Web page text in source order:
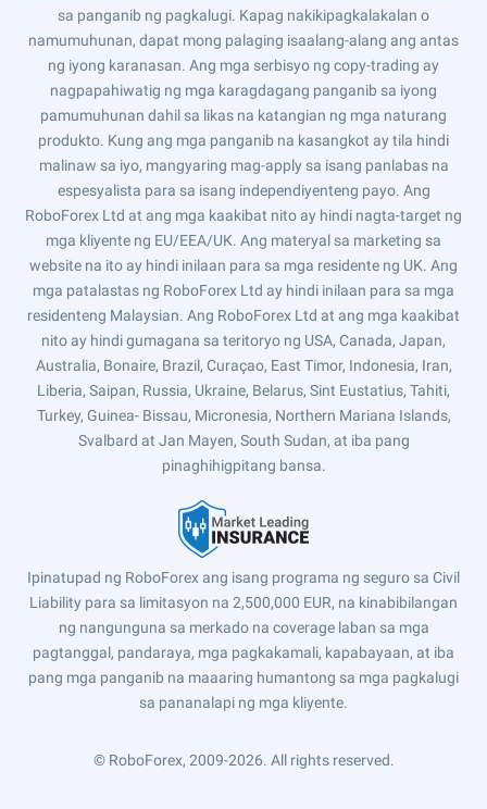
sa panganib ng pagkalugi. Kapag nakikipagkalakalan o
namumuhunan, dapat mong palaging isaalang-alang ang antas
ng iyong karanasan. Ang mga serbisyo ng copy-trading ay
nagpapahiwatig ng mga karagdagang panganib sa iyong
pamumuhunan dahil sa likas na katangian ng mga naturang
produkto. Kung ang mga panganib na kasangkot ay tila hindi
malinaw sa iyo, mangyaring mag-apply sa isang panlabas na
espesyalista para sa isang independiyenteng payo. Ang
RoboForex Ltd at ang mga kaakibat nito ay hindi nagta-target ng
mga kliyente ng EU/EEA/UK. Ang materyal sa marketing sa
website na ito ay hindi inilaan para sa mga residente ng UK. Ang
mga patalastas ng RoboForex Ltd ay hindi inilaan para sa mga
residenteng Malaysian. Ang RoboForex Ltd at ang mga kaakibat
nito ay hindi gumagana sa teritoryo ng USA, Canada, Japan,
Australia, Bonaire, Brazil, Curaçao, East Timor, Indonesia, Iran,
Liberia, Saipan, Russia, Ukraine, Belarus, Sint Eustatius, Tahiti,
Turkey, Guinea- Bissau, Micronesia, Northern Mariana Islands,
Svalbard at Jan Mayen, South Sudan, at iba pang
pinaghihigpitang bansa.
Ipinatupad ng RoboForex ang isang programa ng seguro sa Civil
Liability para sa limitasyon na 2,500,000 EUR, na kinabibilangan
ng nangunguna sa merkado na coverage laban sa mga
pagtanggal, pandaraya, mga pagkakamali, kapabayaan, at iba
pang mga panganib na maaaring humantong sa mga pagkalugi
sa pananalapi ng mga kliyente.
© RoboForex, 2009-2026. All rights reserved.